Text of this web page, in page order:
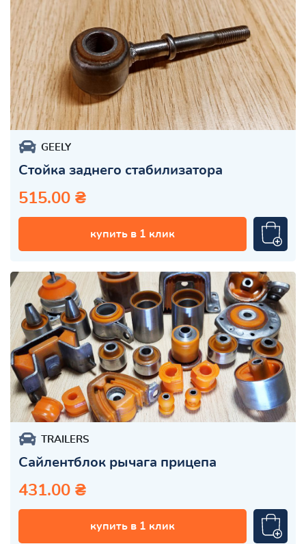
GEELY
Стойка заднего стабилизатора
515.00 ₴
купить в 1 клик
TRAILERS
Сайлентблок рычага прицепа
431.00 ₴
купить в 1 клик